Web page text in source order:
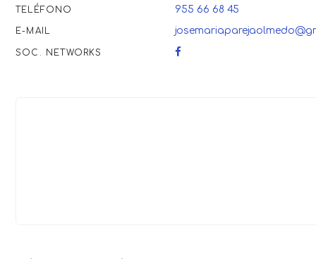
TELÉFONO 955 66 68 45
E-MAIL
SOC. NETWORKS